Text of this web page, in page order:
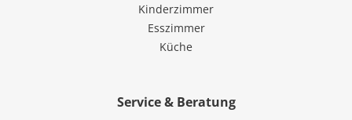
Kinderzimmer
Esszimmer
Küche
Service & Beratung